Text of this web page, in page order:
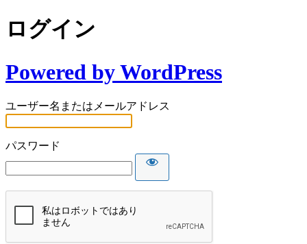
ログイン
Powered by WordPress
ユーザー名またはメールアドレス
パスワード